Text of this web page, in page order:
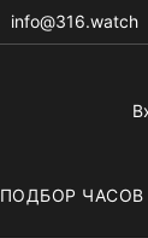
info@316.watch
ПОДБОР ЧАСОВ